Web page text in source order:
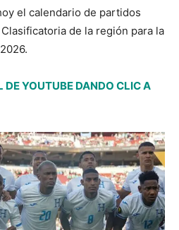
el calendario de partidos
de la región para la
YOUTUBE DANDO CLIC A